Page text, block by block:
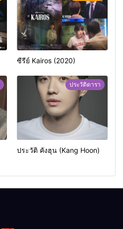
ซีรีย์ Kairos (2020)
ประวัติดารา
ประวัติ คังฮุน (Kang Hoon)